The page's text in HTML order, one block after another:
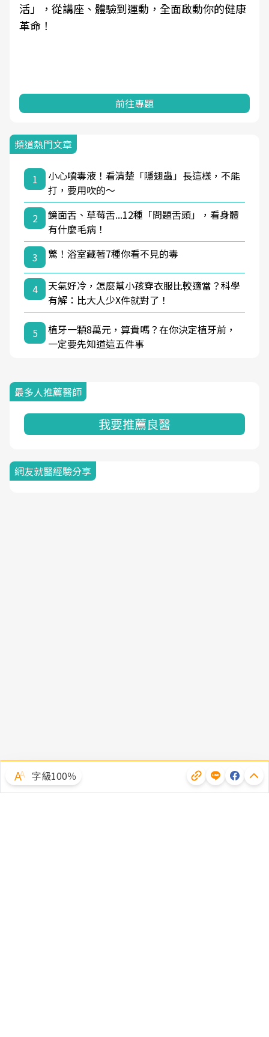
活」，從講座、體驗到運動，全面啟動你的健康
革命！
前往專題
頻道熱門文章
1
小心噴毒液！看清楚「隱翅蟲」長這樣，不能
打，要用吹的～
2
鏡面舌、草莓舌...12種「問題舌頭」，看身體
有什麼毛病！
3
驚！浴室藏著7種你看不見的毒
4
天氣好冷，怎麼幫小孩穿衣服比較適當？科學
有解：比大人少X件就對了！
5
植牙一顆8萬元，算貴嗎？在你決定植牙前，
一定要先知道這五件事
最多人推薦醫師
我要推薦良醫
網友就醫經驗分享
字級100％